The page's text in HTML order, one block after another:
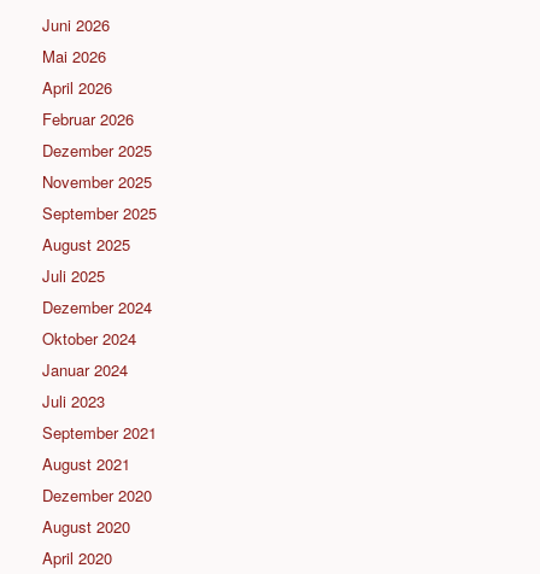
Juni 2026
Mai 2026
April 2026
Februar 2026
Dezember 2025
November 2025
September 2025
August 2025
Juli 2025
Dezember 2024
Oktober 2024
Januar 2024
Juli 2023
September 2021
August 2021
Dezember 2020
August 2020
April 2020